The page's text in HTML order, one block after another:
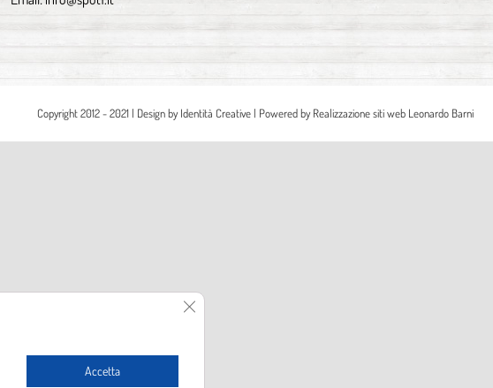
Copyright 2012 - 2021 | Design byIdentità Creative | Powered byRealizzazione siti web Leonardo Barni
Accetta
Close GDPR Cookie Banner